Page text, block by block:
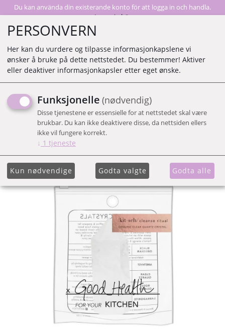
Du kan använda din existerande konto för att logga in och handla.
Logga in här
KIT.SCH HEALING CRYSTAL
- CLEAR QUARTS
PERSONVERN
Her kan du vurdere og tilpasse informasjonkapslene vi
ønsker å bruke på dette nettstedet. Du bestemmer! Aktiver
eller deaktiver informasjonkapsler etter eget ønske.
Funksjonelle (nødvendig)
Disse tjenestene er essensielle for at nettstedet skal være
brukbar. Du kan ikke deaktivere disse, da nettsiden ellers
ikke vil fungere korrekt.
↓ 1 tjeneste
Kun nødvendige Godta valgte Godta alle